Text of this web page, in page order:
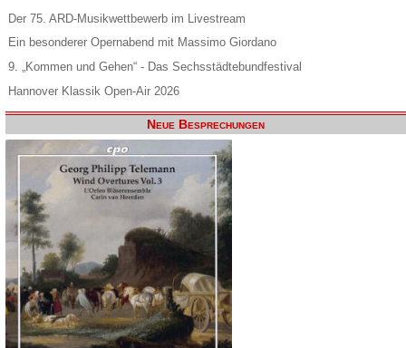
Der 75. ARD-Musikwettbewerb im Livestream
Ein besonderer Opernabend mit Massimo Giordano
9. „Kommen und Gehen“ - Das Sechsstädtebundfestival
Hannover Klassik Open-Air 2026
Neue Besprechungen